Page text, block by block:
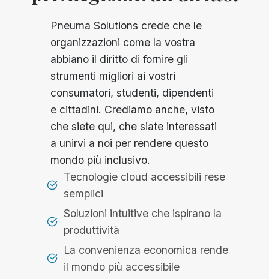
Pneuma Solutions crede che le
organizzazioni come la vostra
abbiano il diritto di fornire gli
strumenti migliori ai vostri
consumatori, studenti, dipendenti
e cittadini. Crediamo anche, visto
che siete qui, che siate interessati
a unirvi a noi per rendere questo
mondo più inclusivo.
Tecnologie cloud accessibili rese
semplici
Soluzioni intuitive che ispirano la
produttività
La convenienza economica rende
il mondo più accessibile